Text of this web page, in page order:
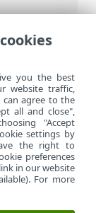
>進
you the best
website traffic,
can agree to the
all and close",
"Accept
settings by
the right to
preferences
in our website
For more